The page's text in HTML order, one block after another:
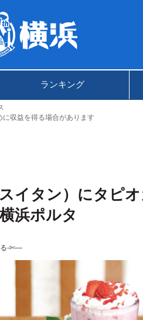
ランキング
収益を得る場合があります
イタン）にタピ
浜ポルタ
る-✄—